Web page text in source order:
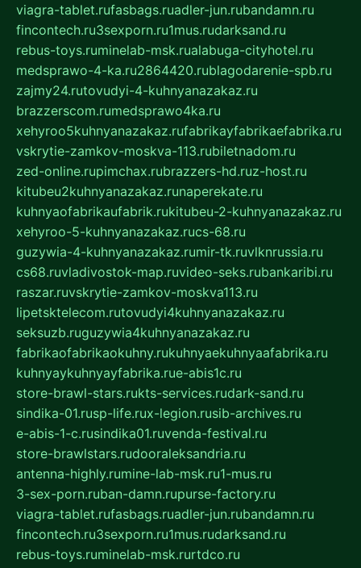
viagra-tablet.rufasbags.ruadler-jun.rubandamn.ru
fincontech.ru3sexporn.ru1mus.rudarksand.ru
rebus-toys.ruminelab-msk.rualabuga-cityhotel.ru
medsprawo-4-ka.ru2864420.rublagodarenie-spb.ru
zajmy24.rutovudyi-4-kuhnyanazakaz.ru
brazzerscom.rumedsprawo4ka.ru
xehyroo5kuhnyanazakaz.rufabrikayfabrikaefabrika.ru
vskrytie-zamkov-moskva-113.rubiletnadom.ru
zed-online.rupimchax.rubrazzers-hd.ruz-host.ru
kitubeu2kuhnyanazakaz.runaperekate.ru
kuhnyaofabrikaufabrik.rukitubeu-2-kuhnyanazakaz.ru
xehyroo-5-kuhnyanazakaz.rucs-68.ru
guzywia-4-kuhnyanazakaz.rumir-tk.ruvlknrussia.ru
cs68.ruvladivostok-map.ruvideo-seks.rubankaribi.ru
raszar.ruvskrytie-zamkov-moskva113.ru
lipetsktelecom.rutovudyi4kuhnyanazakaz.ru
seksuzb.ruguzywia4kuhnyanazakaz.ru
fabrikaofabrikaokuhny.rukuhnyaekuhnyaafabrika.ru
kuhnyaykuhnyayfabrika.rue-abis1c.ru
store-brawl-stars.rukts-services.rudark-sand.ru
sindika-01.rusp-life.rux-legion.rusib-archives.ru
e-abis-1-c.rusindika01.ruvenda-festival.ru
store-brawlstars.rudooraleksandria.ru
antenna-highly.rumine-lab-msk.ru1-mus.ru
3-sex-porn.ruban-damn.rupurse-factory.ru
viagra-tablet.rufasbags.ruadler-jun.rubandamn.ru
fincontech.ru3sexporn.ru1mus.rudarksand.ru
rebus-toys.ruminelab-msk.rurtdco.ru